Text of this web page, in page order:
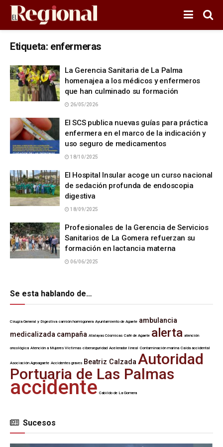
Etiqueta: enfermeras
La Gerencia Sanitaria de La Palma
homenajea a los médicos y enfermeros
que han culminado su formación
26/05/2026
El SCS publica nuevas guías para práctica
enfermera en el marco de la indicación y
uso seguro de medicamentos
18/10/2025
El Hospital Insular acoge un curso nacional
de sedación profunda de endoscopia
digestiva
18/09/2025
Profesionales de la Gerencia de Servicios
Sanitarios de La Gomera refuerzan su
formación en lactancia materna
06/06/2025
Se esta hablando de…
Cirugía General y Digestiva camión hormigonera Ayuntamiento de Agaete ambulancia
medicalizada campaña Atalayas Cósmicas Café de Agaete alerta atención
oncológica Atención a Mujeres Víctimas ciberseguridad Acelerador lineal Contaminación marina Caída accidental
Asociación Agroagaete Accidentes graves Beatriz CalzadaAutoridad
Portuaria de Las Palmas
accidente Cabildo de La Gomera
Sucesos